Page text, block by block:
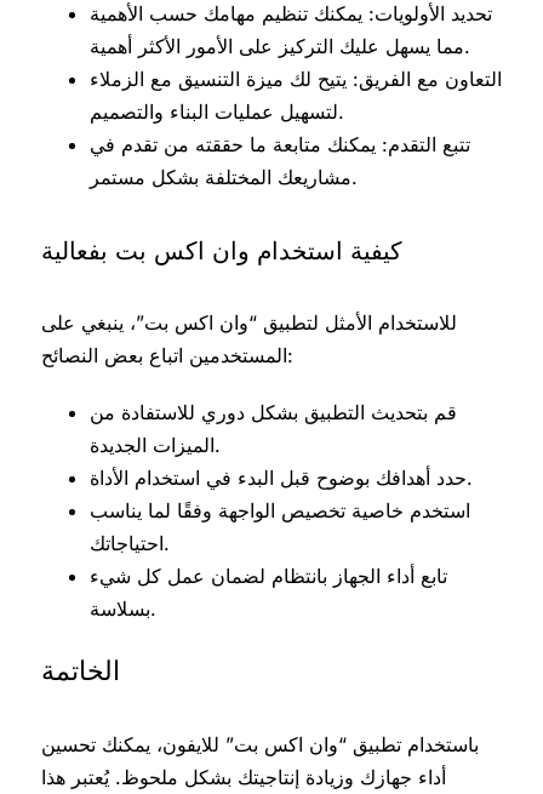
تحديد الأولويات: يمكنك تنظيم مهامك حسب الأهمية
مما يسهل عليك التركيز على الأمور الأكثر أهمية.
التعاون مع الفريق: يتيح لك ميزة التنسيق مع الزملاء
لتسهيل عمليات البناء والتصميم.
تتبع التقدم: يمكنك متابعة ما حققته من تقدم في
مشاريعك المختلفة بشكل مستمر.
كيفية استخدام وان اكس بت بفعالية
للاستخدام الأمثل لتطبيق “وان اكس بت”، ينبغي على
المستخدمين اتباع بعض النصائح:
قم بتحديث التطبيق بشكل دوري للاستفادة من
الميزات الجديدة.
حدد أهدافك بوضوح قبل البدء في استخدام الأداة.
استخدم خاصية تخصيص الواجهة وفقًا لما يناسب
احتياجاتك.
تابع أداء الجهاز بانتظام لضمان عمل كل شيء
بسلاسة.
الخاتمة
باستخدام تطبيق “وان اكس بت” للايفون، يمكنك تحسين
أداء جهازك وزيادة إنتاجيتك بشكل ملحوظ. يُعتبر هذا